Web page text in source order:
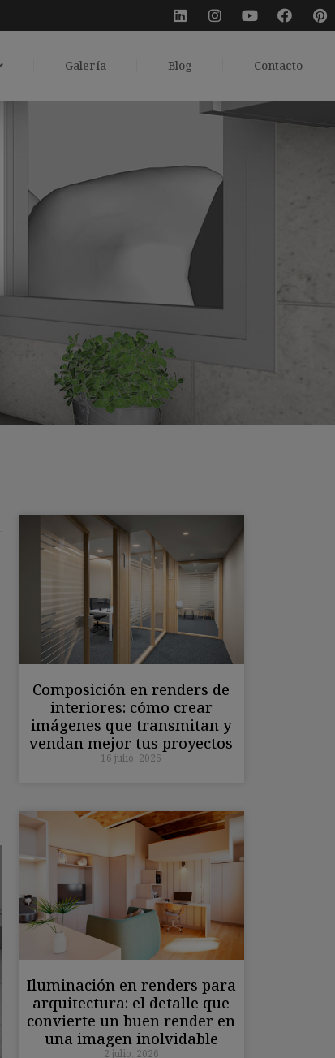
Galería Blog Contacto
Composición en renders de
interiores: cómo crear
imágenes que transmitan y
vendan mejor tus proyectos
16 julio, 2026
Iluminación en renders para
arquitectura: el detalle que
convierte un buen render en
una imagen inolvidable
2 julio, 2026